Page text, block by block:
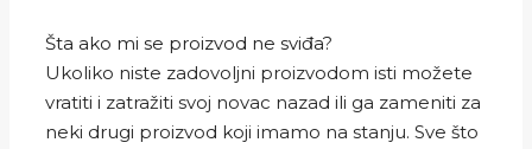
Šta ako mi se proizvod ne sviđa?
Ukoliko niste zadovoljni proizvodom isti možete
vratiti i zatražiti svoj novac nazad ili ga zameniti za
neki drugi proizvod koji imamo na stanju. Sve što